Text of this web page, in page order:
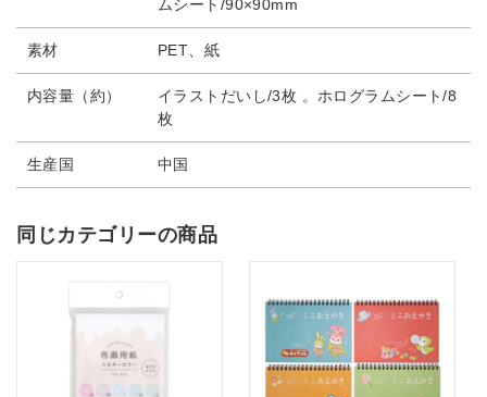
ムシート/90×90mm
素材 PET、紙
内容量（約）
イラストだいし/3枚 。ホログラムシート/8
枚
生産国 中国
同じカテゴリーの商品